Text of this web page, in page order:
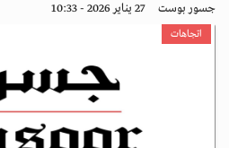
جسور بوست 27 يناير 2026 - 10:33
اتجاهات